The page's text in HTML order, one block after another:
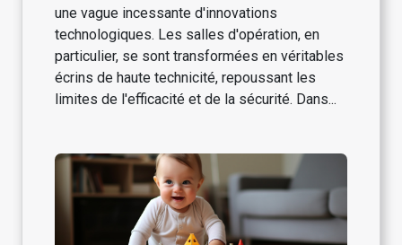
une vague incessante d'innovations
technologiques. Les salles d'opération, en
particulier, se sont transformées en véritables
écrins de haute technicité, repoussant les
limites de l'efficacité et de la sécurité. Dans...